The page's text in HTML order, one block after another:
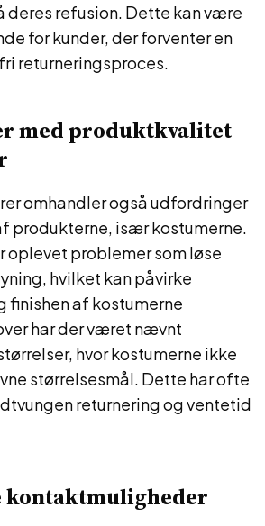
deres refusion. Dette kan være
for kunder, der forventer en
returneringsproces.
med produktkvalitet
omhandler også udfordringer
produkterne, især kostumerne.
oplevet problemer som løse
hvilket kan påvirke
finishen af kostumerne
har der været nævnt
hvor kostumerne ikke
størrelsesmål. Dette har ofte
returnering og ventetid
kontaktmuligheder